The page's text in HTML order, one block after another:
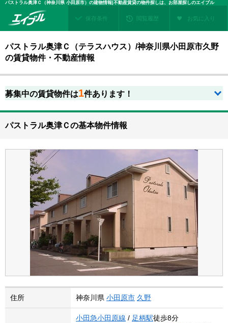
パストラル奥津Ｃ（神奈川県 小田原市）の建物情報|不動産賃貸の物件探しは、お部屋探しのエイブル
保存条件 閲覧履歴 お気に入り
パストラル奥津Ｃ（テラスハウス）/神奈川県小田原市久野
の賃貸物件・不動産情報
募集中の賃貸物件は 1 件あります！
パストラル奥津Ｃの基本物件情報
住所 神奈川県 小田原市 久野
小田急小田原線 / 足柄駅徒歩8分